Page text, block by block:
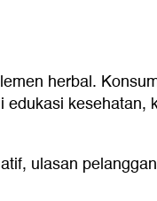
herbal.
ulasan